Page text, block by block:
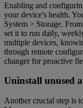
Enabling and
your device's health.
System > Storage.
set it to run daily,
multiple devices,
through remote
changer for proactive
Uninstall unused
Another crucial step is